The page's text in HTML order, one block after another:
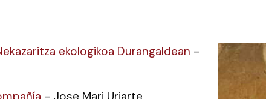
ekologikoa Durangaldean -